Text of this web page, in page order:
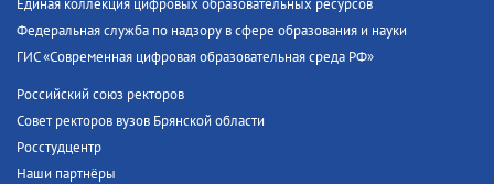
Единая коллекция цифровых образовательных ресурсов
Федеральная служба по надзору в сфере образования и науки
ГИС «Современная цифровая образовательная среда РФ»
Российский союз ректоров
Совет ректоров вузов Брянской области
Росстудцентр
Наши партнёры